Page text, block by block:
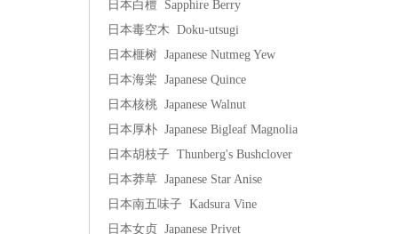
日本白檀 Sapphire Berry
日本毒空木 Doku-utsugi
日本榧树 Japanese Nutmeg Yew
日本海棠 Japanese Quince
日本核桃 Japanese Walnut
日本厚朴 Japanese Bigleaf Magnolia
日本胡枝子 Thunberg's Bushclover
日本莽草 Japanese Star Anise
日本南五味子 Kadsura Vine
日本女贞 Japanese Privet